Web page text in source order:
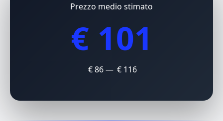
Prezzo medio stimato
€ 101
€ 86 — € 116